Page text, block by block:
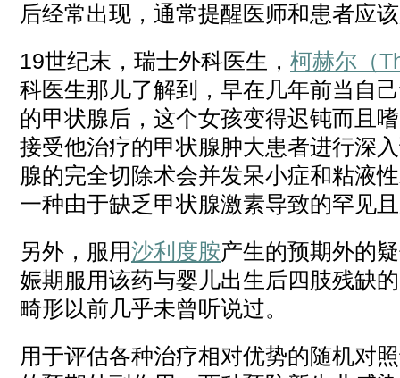
后经常出现，通常提醒医师和患者应
19世纪末，瑞士外科医生， 柯赫尔（
科医生那儿了解到，早在几年前当自
的甲状腺后，这个女孩变得迟钝而且
接受他治疗的甲状腺肿大患者进行深
腺的完全切除术会并发呆小症和粘液
一种由于缺乏甲状腺激素导致的罕见
另外，服用沙利度胺产生的预期外的
娠期服用该药与婴儿出生后四肢残缺
畸形以前几乎未曾听说过。
用于评估各种治疗相对优势的随机对